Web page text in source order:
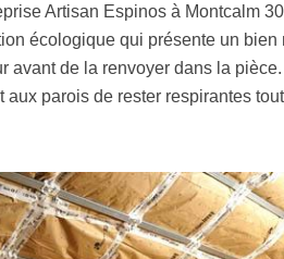
Artisan Espinos à Montcalm
écologique qui présente un
avant de la renvoyer dans la
aux parois de rester respirantes